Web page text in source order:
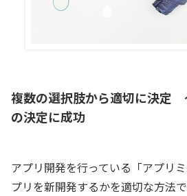
複数の選択肢から適切に決定
の決定に成功
アプリ開発を行っている「アプリ
プリを新開発するかを適切な方法